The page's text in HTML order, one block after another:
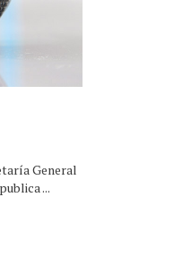
General
...